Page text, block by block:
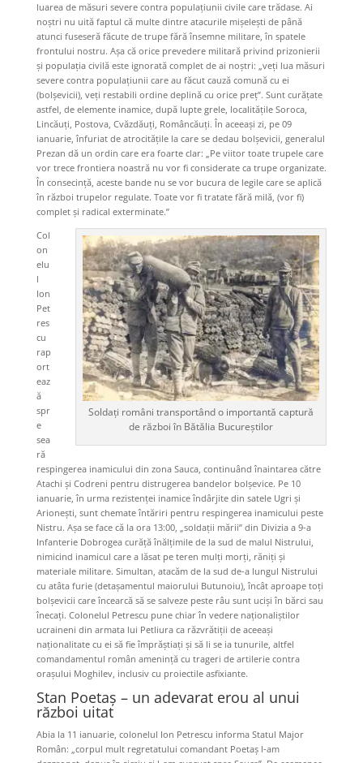
luarea de măsuri severe contra populațiunii civile care trădase. Ai
noștri nu uită faptul că multe dintre atacurile mișelești de până
atunci fuseseră făcute de trupe fără însemne militare, în spatele
frontului nostru. Așa că orice prevedere militară privind prizonierii
și populația civilă este ignorată complet de ai noștri: „veți lua măsuri
severe contra populațiunii care au făcut cauză comună cu ei
(bolșevicii), veți restabili ordine deplină cu orice preț”. Sunt curățate
astfel, de elemente inamice, după lupte grele, localitățile Soroca,
Lincăuţi, Postova, Cvăzdăuţi, Româncăuți. În aceeași zi, pe 09
ianuarie, înfuriat de atrocitățile la care se dedau bolșevicii, generalul
Prezan dă un ordin care era foarte clar: „Pe viitor toate trupele care
vor trece frontiera noastră nu vor fi considerate ca trupe organizate.
În consecință, aceste bande nu se vor bucura de legile care se aplică
în război trupelor regulate. Toate vor fi tratate fără milă, (vor fi)
complet și radical exterminate.”
Soldați români transportând o importantă captură
de război în Bătălia Bucureștilor
Col
on
elu
l
Ion
Pet
res
cu
rap
ort
eaz
ă
spr
e
sea
ră
respingerea inamicului din zona Sauca, continuând înaintarea către
Atachi și Codreni pentru distrugerea bandelor bolșevice. Pe 10
ianuarie, în urma rezistenței inamice îndârjite din satele Ugri și
Arionești, sunt chemate întăriri pentru respingerea inamicului peste
Nistru. Așa se face că la ora 13:00, „soldații mării” din Divizia a 9-a
Infanterie Dobrogea curăță înălțimile de la sud de malul Nistrului,
nimicind inamicul care a lăsat pe teren mulți morți, răniți și
materiale militare. Simultan, atacăm de la sud de-a lungul Nistrului
cu atâta furie (detașamentul maiorului Butunoiu), încât aproape toți
bolșevicii care încearcă să se salveze peste râu sunt uciși în bărci sau
înecați. Colonelul Petrescu pune chiar în vedere naționaliștilor
ucraineni din armata lui Petliura ca răzvrătiții de aceeași
naționalitate cu ei să fie împrăștiați și să li se ia tunurile, altfel
comandamentul român amenință cu trageri de artilerie contra
orașului Moghilev, inclusiv cu proiectile asfixiante.
Stan Poetaș – un adevarat erou al unui
război uitat
Abia la 11 ianuarie, colonelul Ion Petrescu informa Statul Major
Român: „corpul mult regretatului comandant Poetaș l-am